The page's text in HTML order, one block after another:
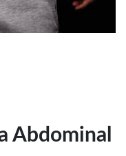
Abdominal